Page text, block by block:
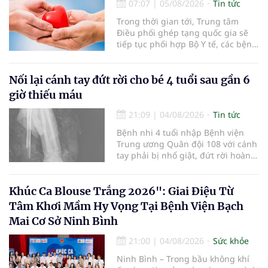
07:07 | 05/08/2026
Tin tức
Trong thời gian tới, Trung tâm
Điều phối ghép tạng quốc gia sẽ
tiếp tục phối hợp Bộ Y tế, các bệnh
cường truyền thông, hoàn thiện
quy trình chuyên môn và hệ thống
hiến và ghép mô tạng.
Nối lại cánh tay đứt rời cho bé 4 tuổi sau gần 6
giờ thiếu máu
21:09 | 04/08/2026
Tin tức
Bệnh nhi 4 tuổi nhập Bệnh viện
Trung ương Quân đội 108 với cánh
tay phải bị nhổ giật, đứt rời hoàn
thương nặng và thời gian thiếu
máu kéo dài, các bác sĩ đã tái lập
tuần hoàn thành công sau ca vi
phẫu kéo dài 3 giờ.
Khúc Ca Blouse Trắng 2026": Giai Điệu Từ
Tâm Khơi Mầm Hy Vọng Tại Bệnh Viện Bạch
Mai Cơ Sở Ninh Bình
21:00 | 04/08/2026
Sức khỏe
Ninh Bình – Trong bầu không khí